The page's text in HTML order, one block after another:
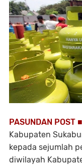
PASUNDAN POST ■
Kabupaten
kepada sejumlah
diwilayah